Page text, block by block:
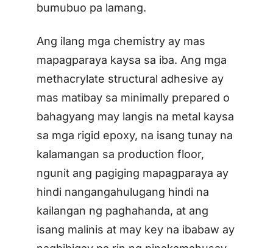
bumubuo pa lamang.
Ang ilang mga chemistry ay mas
mapagparaya kaysa sa iba. Ang mga
methacrylate structural adhesive ay
mas matibay sa minimally prepared o
bahagyang may langis na metal kaysa
sa mga rigid epoxy, na isang tunay na
kalamangan sa production floor,
ngunit ang pagiging mapagparaya ay
hindi nangangahulugang hindi na
kailangan ng paghahanda, at ang
isang malinis at may key na ibabaw ay